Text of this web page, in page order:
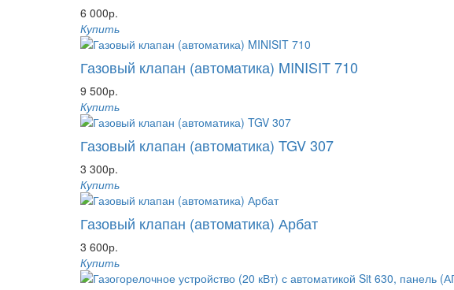
6 000р.
Купить
Газовый клапан (автоматика) MINISIT 710
9 500р.
Купить
Газовый клапан (автоматика) TGV 307
3 300р.
Купить
Газовый клапан (автоматика) Арбат
3 600р.
Купить